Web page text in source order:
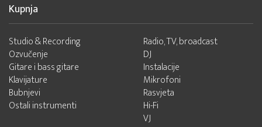
Kupnja
Studio & Recording
Ozvučenje
Gitare i bass gitare
Klavijature
Bubnjevi
Ostali instrumenti
Radio, TV, broadcast
DJ
Instalacije
Mikrofoni
Rasvjeta
Hi-Fi
VJ